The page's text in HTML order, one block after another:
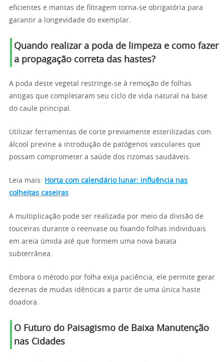
eficientes e mantas de filtragem torna-se obrigatória para
garantir a longevidade do exemplar.
Quando realizar a poda de limpeza e como fazer
a propagação correta das hastes?
A poda deste vegetal restringe-se à remoção de folhas
antigas que completaram seu ciclo de vida natural na base
do caule principal.
Utilizar ferramentas de corte previamente esterilizadas com
álcool previne a introdução de patógenos vasculares que
possam comprometer a saúde dos rizomas saudáveis.
Leia mais: Horta com calendário lunar: influência nas
colheitas caseiras
A multiplicação pode ser realizada por meio da divisão de
touceiras durante o reenvase ou fixando folhas individuais
em areia úmida até que formem uma nova batata
subterrânea.
Embora o método por folha exija paciência, ele permite gerar
dezenas de mudas idênticas a partir de uma única haste
doadora.
O Futuro do Paisagismo de Baixa Manutenção
nas Cidades